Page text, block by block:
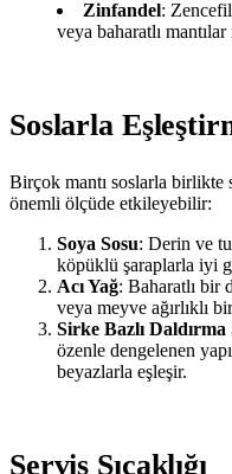
Zinfandel:
veya baharatlı
Soslarla
Birçok mantı soslarla birlikte
önemli ölçüde etkileyebilir:
Soya Sosu: Derin ve
köpüklü şaraplarla iyi
Acı Yağ: Baharatlı bir
veya meyve ağırlıklı
Sirke Bazlı Daldırma
özenle dengelenen
beyazlarla eşleşir.
Servis Sıcaklığı